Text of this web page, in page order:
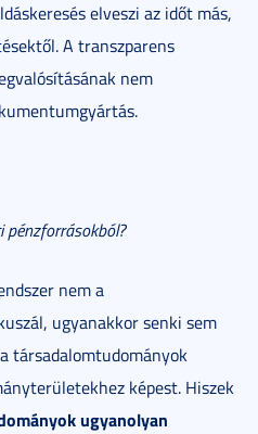
elveszi az időt más,
A transzparens
nem
pénzforrásokból?
nem a
ugyanakkor senki sem
társadalomtudományok
képest. Hiszek
ugyanolyan